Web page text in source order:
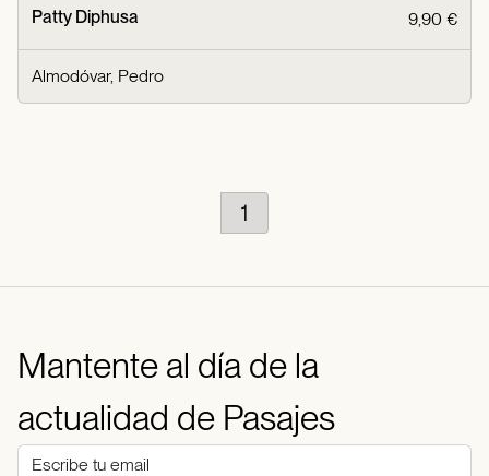
Patty Diphusa 9,90 €
Almodóvar, Pedro
1
Mantente al día de la
actualidad de Pasajes